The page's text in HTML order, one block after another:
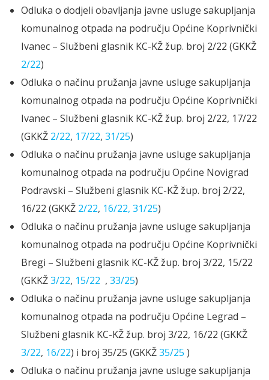
Odluka o dodjeli obavljanja javne usluge sakupljanja
komunalnog otpada na području Općine Koprivnički
Ivanec – Službeni glasnik KC-KŽ žup. broj 2/22 (GKKŽ
2/22)
Odluka o načinu pružanja javne usluge sakupljanja
komunalnog otpada na području Općine Koprivnički
Ivanec – Službeni glasnik KC-KŽ žup. broj 2/22, 17/22
(GKKŽ 2/22, 17/22, 31/25)
Odluka o načinu pružanja javne usluge sakupljanja
komunalnog otpada na području Općine Novigrad
Podravski – Službeni glasnik KC-KŽ žup. broj 2/22,
16/22 (GKKŽ 2/22, 16/22, 31/25)
Odluka o načinu pružanja javne usluge sakupljanja
komunalnog otpada na području Općine Koprivnički
Bregi – Službeni glasnik KC-KŽ žup. broj 3/22, 15/22
(GKKŽ3/22, 15/22 , 33/25)
Odluka o načinu pružanja javne usluge sakupljanja
komunalnog otpada na području Općine Legrad –
Službeni glasnik KC-KŽ žup. broj 3/22, 16/22 (GKKŽ
3/22, 16/22) i broj 35/25 (GKKŽ35/25 )
Odluka o načinu pružanja javne usluge sakupljanja